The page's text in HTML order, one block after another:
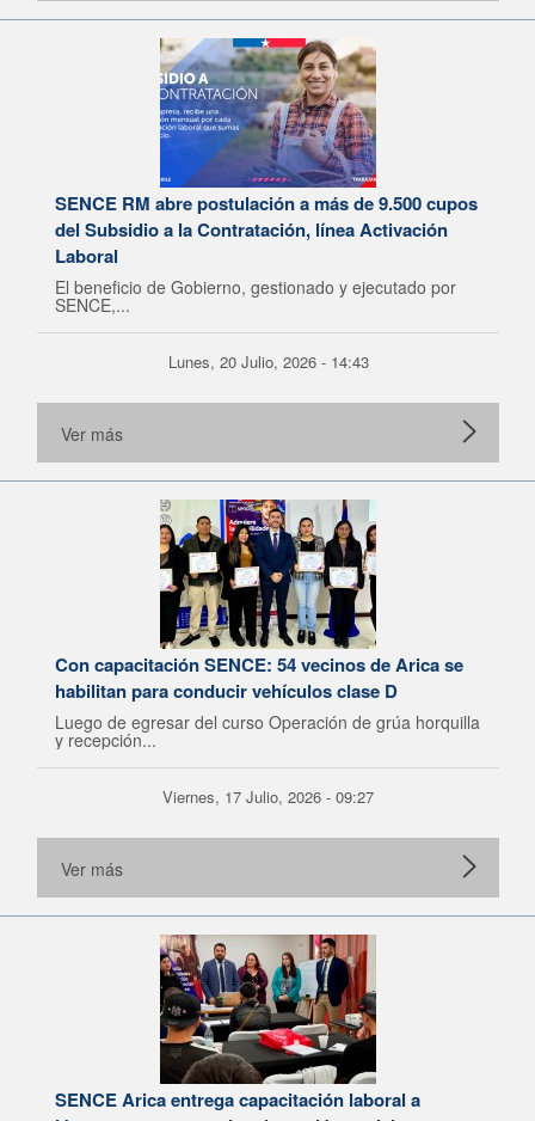
SENCE RM abre postulación a más de 9.500 cupos
del Subsidio a la Contratación, línea Activación
Laboral
El beneficio de Gobierno, gestionado y ejecutado por
SENCE,...
Lunes, 20 Julio, 2026 - 14:43
Ver más
Con capacitación SENCE: 54 vecinos de Arica se
habilitan para conducir vehículos clase D
Luego de egresar del curso Operación de grúa horquilla
y recepción...
Viernes, 17 Julio, 2026 - 09:27
Ver más
SENCE Arica entrega capacitación laboral a